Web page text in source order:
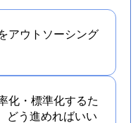
アウトソーシング
化・標準化するた
どう進めればいい